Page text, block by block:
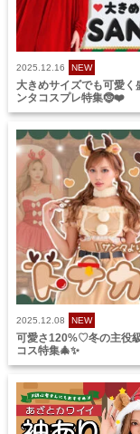
2025.12.16 NEW
大きめサイズでも可愛く
ンタコスプレ特集🤶❤️
2025.12.08 NEW
可愛さ120%♡冬の主役
コス特集🎄✨